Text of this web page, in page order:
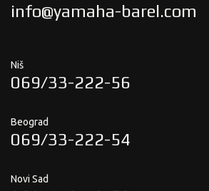
info@yamaha-barel.com
Niš
069/33-222-56
Beograd
069/33-222-54
Novi Sad